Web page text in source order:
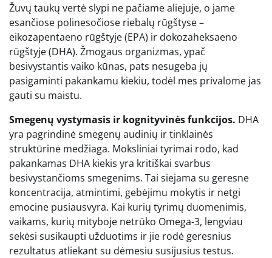
Žuvų taukų vertė slypi ne pačiame aliejuje, o jame
esančiose polinesočiose riebalų rūgštyse –
eikozapentaeno rūgštyje (EPA) ir dokozaheksaeno
rūgštyje (DHA). Žmogaus organizmas, ypač
besivystantis vaiko kūnas, pats nesugeba jų
pasigaminti pakankamu kiekiu, todėl mes privalome jas
gauti su maistu.
Smegenų vystymasis ir kognityvinės funkcijos. DHA
yra pagrindinė smegenų audinių ir tinklainės
struktūrinė medžiaga. Moksliniai tyrimai rodo, kad
pakankamas DHA kiekis yra kritiškai svarbus
besivystančioms smegenims. Tai siejama su geresne
koncentracija, atmintimi, gebėjimu mokytis ir netgi
emocine pusiausvyra. Kai kurių tyrimų duomenimis,
vaikams, kurių mityboje netrūko Omega-3, lengviau
sekėsi susikaupti užduotims ir jie rodė geresnius
rezultatus atliekant su dėmesiu susijusius testus.